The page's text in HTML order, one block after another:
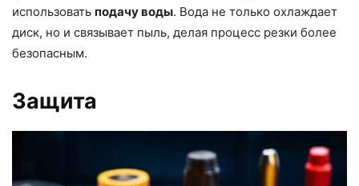
использовать подачу воды. Вода не только охлаждает
диск, но и связывает пыль, делая процесс резки более
безопасным.
Защита